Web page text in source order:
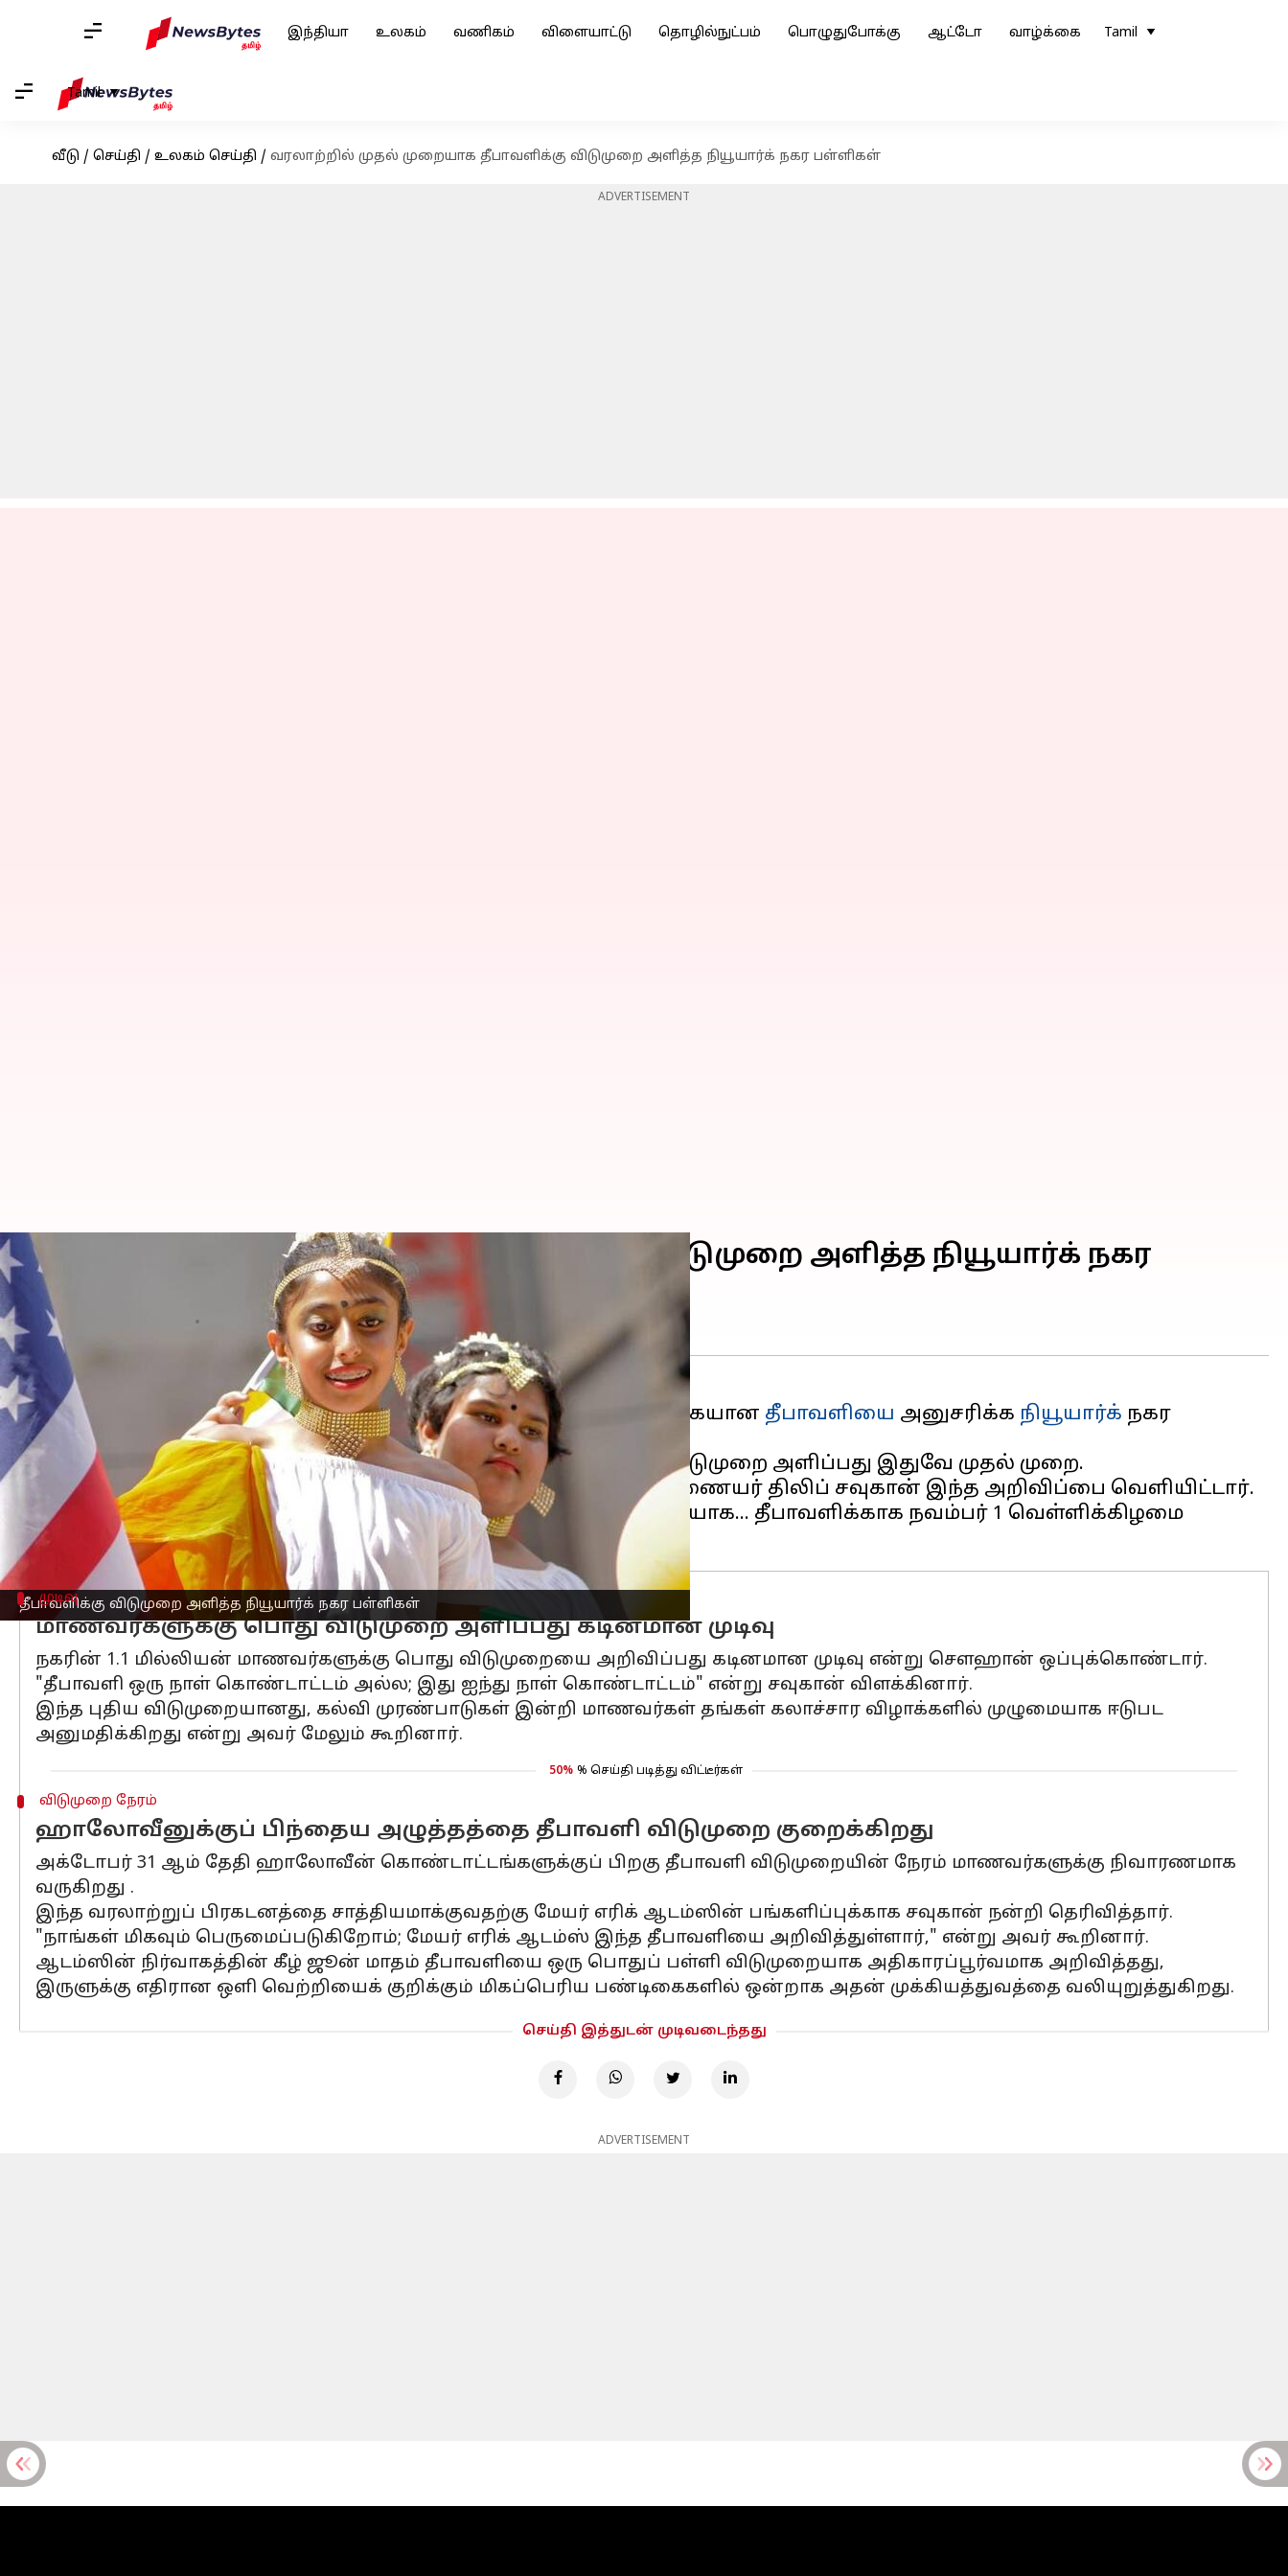
இந்தியா உலகம் வணிகம் விளையாட்டு தொழில்நுட்பம் பொழுதுபோக்கு ஆட்டோ வாழ்க்கை Tamil
Tamil
வீடு / செய்தி / உலகம் செய்தி / வரலாற்றில் முதல் முறையாக தீபாவளிக்கு விடுமுறை அளித்த நியூயார்க் நகர பள்ளிகள்
ADVERTISEMENT
தீபாவளிக்கு விடுமுறை அளித்த நியூயார்க் நகர பள்ளிகள்
வரலாற்றில் முதல் முறையாக தீபாவளிக்கு விடுமுறை அளித்த நியூயார்க் நகர
பள்ளிகள்
எழுதியவர் Oct 30, 2024 05:51 pm
செய்தி முன்னோட்டம்
ஒரு வரலாற்று நடவடிக்கையாக,இந்தியாவின்பாரம்பரிய பண்டிகையான தீபாவளியை அனுசரிக்க நியூயார்க் நகர
பள்ளிகள் நவம்பர் 1ஆம் தேதி மூடப்படும்.
அமெரிக்கா நகரின்பள்ளிகள் இந்தபண்டிகையை
அங்கீகரித்து விடுமுறை அளிப்பது இதுவே முதல் முறை.
சர்வதேச விவகாரங்களுக்கான மேயர் அலுவலகத்தின் துணை ஆணையர் திலிப் சவுகான் இந்த அறிவிப்பை வெளியிட்டார்.
"இந்த ஆண்டு தீபாவளி சிறப்பு வாய்ந்தது. வரலாற்றில் முதல்முறையாக... தீபாவளிக்காக நவம்பர் 1 வெள்ளிக்கிழமை
முடிவு
மாணவர்களுக்கு பொது விடுமுறை அளிப்பது கடினமான முடிவு
நகரின் 1.1 மில்லியன் மாணவர்களுக்கு பொது விடுமுறையை அறிவிப்பது கடினமான முடிவு என்று சௌஹான் ஒப்புக்கொண்டார்.
"தீபாவளி ஒரு நாள் கொண்டாட்டம் அல்ல; இது ஐந்து நாள் கொண்டாட்டம்" என்று சவுகான் விளக்கினார்.
இந்த புதிய விடுமுறையானது, கல்வி முரண்பாடுகள் இன்றி மாணவர்கள் தங்கள் கலாச்சார விழாக்களில் முழுமையாக ஈடுபட
அனுமதிக்கிறது என்று அவர் மேலும் கூறினார்.
50% % செய்தி படித்து விட்டீர்கள்
விடுமுறை நேரம்
ஹாலோவீனுக்குப் பிந்தைய அழுத்தத்தை தீபாவளி விடுமுறை குறைக்கிறது
அக்டோபர் 31 ஆம் தேதி ஹாலோவீன் கொண்டாட்டங்களுக்குப் பிறகு தீபாவளி விடுமுறையின் நேரம் மாணவர்களுக்கு நிவாரணமாக
வருகிறது .
இந்த வரலாற்றுப் பிரகடனத்தை சாத்தியமாக்குவதற்கு மேயர் எரிக் ஆடம்ஸின் பங்களிப்புக்காக சவுகான் நன்றி தெரிவித்தார்.
"நாங்கள் மிகவும் பெருமைப்படுகிறோம்; மேயர் எரிக் ஆடம்ஸ் இந்த தீபாவளியை அறிவித்துள்ளார்," என்று அவர் கூறினார்.
ஆடம்ஸின் நிர்வாகத்தின் கீழ் ஜூன் மாதம் தீபாவளியை ஒரு பொதுப் பள்ளி விடுமுறையாக அதிகாரப்பூர்வமாக அறிவித்தது,
இருளுக்கு எதிரான ஒளி வெற்றியைக் குறிக்கும் மிகப்பெரிய பண்டிகைகளில் ஒன்றாக அதன் முக்கியத்துவத்தை வலியுறுத்துகிறது.
செய்தி இத்துடன் முடிவடைந்தது
ADVERTISEMENT